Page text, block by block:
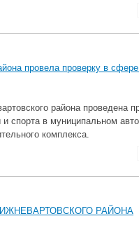
провела проверку в
района проведена
и спорта в муниципальном
комплекса.
РАЙОНА